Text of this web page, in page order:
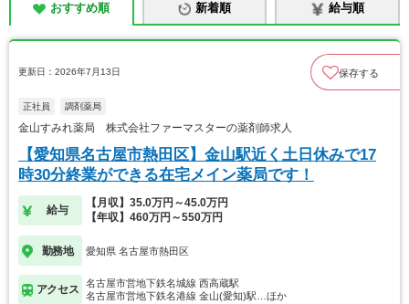
おすすめ順 新着順 給与順
更新日：2026年7月13日 保存する
正社員 調剤薬局
金山すみれ薬局 株式会社ファーマスターの薬剤師求人
【愛知県名古屋市熱田区】金山駅近く土日休みで17
時30分終業ができる在宅メイン薬局です！
給与
【月収】35.0万円～45.0万円
【年収】460万円～550万円
勤務地 愛知県 名古屋市熱田区
アクセス
名古屋市営地下鉄名城線 西高蔵駅
名古屋市営地下鉄名港線 金山(愛知)駅…ほか